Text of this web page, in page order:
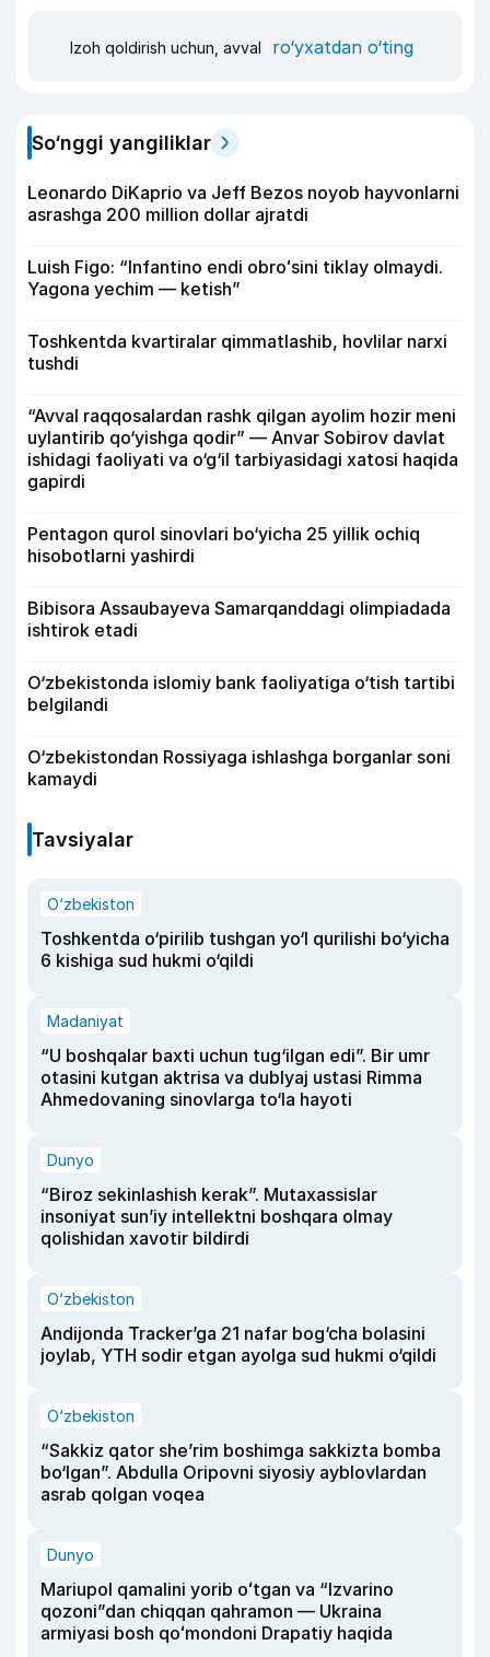
Izoh qoldirish uchun, avval ro‘yxatdan o‘ting
So‘nggi yangiliklar
Leonardo DiKaprio va Jeff Bezos noyob hayvonlarni
asrashga 200 million dollar ajratdi
Luish Figo: “Infantino endi obroʻsini tiklay olmaydi.
Yagona yechim — ketish”
Toshkentda kvartiralar qimmatlashib, hovlilar narxi
tushdi
“Avval raqqosalardan rashk qilgan ayolim hozir meni
uylantirib qo‘yishga qodir” — Anvar Sobirov davlat
ishidagi faoliyati va o‘g‘il tarbiyasidagi xatosi haqida
gapirdi
Pentagon qurol sinovlari bo‘yicha 25 yillik ochiq
hisobotlarni yashirdi
Bibisora Assaubayeva Samarqanddagi olimpiadada
ishtirok etadi
O‘zbekistonda islomiy bank faoliyatiga o‘tish tartibi
belgilandi
O‘zbekistondan Rossiyaga ishlashga borganlar soni
kamaydi
Tavsiyalar
O‘zbekiston
Toshkentda o‘pirilib tushgan yo‘l qurilishi bo‘yicha
6 kishiga sud hukmi o‘qildi
Madaniyat
“U boshqalar baxti uchun tug‘ilgan edi”. Bir umr
otasini kutgan aktrisa va dublyaj ustasi Rimma
Ahmedovaning sinovlarga to‘la hayoti
Dunyo
“Biroz sekinlashish kerak”. Mutaxassislar
insoniyat sun’iy intellektni boshqara olmay
qolishidan xavotir bildirdi
O‘zbekiston
Andijonda Tracker’ga 21 nafar bog‘cha bolasini
joylab, YTH sodir etgan ayolga sud hukmi o‘qildi
O‘zbekiston
“Sakkiz qator she’rim boshimga sakkizta bomba
bo‘lgan”. Abdulla Oripovni siyosiy ayblovlardan
asrab qolgan voqea
Dunyo
Mariupol qamalini yorib oʻtgan va “Izvarino
qozoni”dan chiqqan qahramon — Ukraina
armiyasi bosh qoʻmondoni Drapatiy haqida